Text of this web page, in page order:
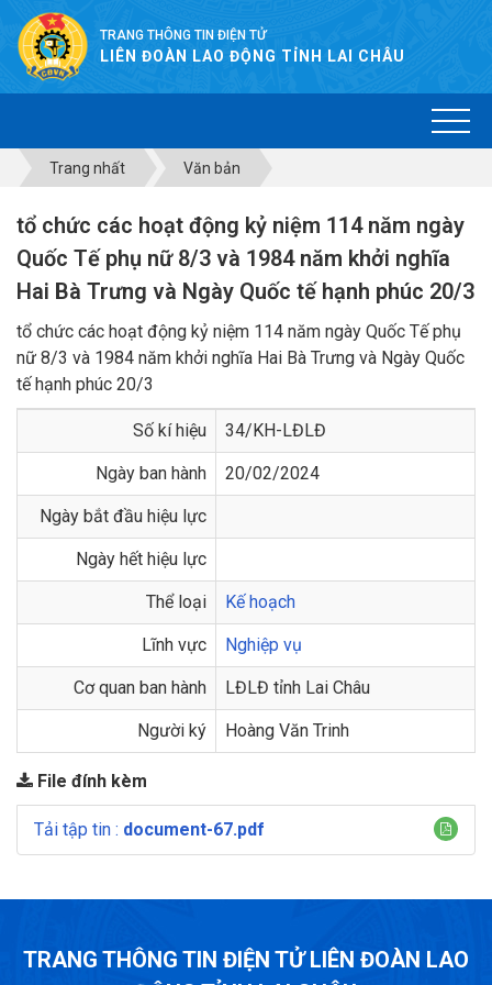
TRANG THÔNG TIN ĐIỆN TỬ
LIÊN ĐOÀN LAO ĐỘNG TỈNH LAI CHÂU
Trang nhất Văn bản
tổ chức các hoạt động kỷ niệm 114 năm ngày
Quốc Tế phụ nữ 8/3 và 1984 năm khởi nghĩa
Hai Bà Trưng và Ngày Quốc tế hạnh phúc 20/3
tổ chức các hoạt động kỷ niệm 114 năm ngày Quốc Tế phụ
nữ 8/3 và 1984 năm khởi nghĩa Hai Bà Trưng và Ngày Quốc
tế hạnh phúc 20/3
Số kí hiệu 34/KH-LĐLĐ
Ngày ban hành 20/02/2024
Ngày bắt đầu hiệu lực
Ngày hết hiệu lực
Thể loại Kế hoạch
Lĩnh vực Nghiệp vụ
Cơ quan ban hành LĐLĐ tỉnh Lai Châu
Người ký Hoàng Văn Trinh
File đính kèm
Tải tập tin : document-67.pdf
TRANG THÔNG TIN ĐIỆN TỬ LIÊN ĐOÀN LAO